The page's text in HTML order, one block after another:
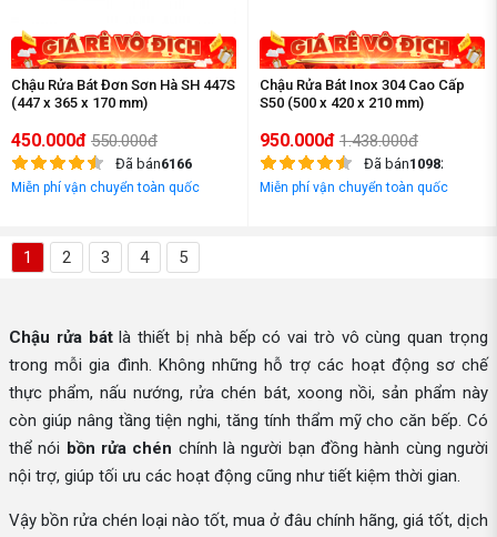
Chậu Rửa Bát Đơn Sơn Hà SH 447S
(447 x 365 x 170 mm)
450.000đ 550.000đ
Đã bán6166
Miễn phí vận chuyển toàn quốc
Chậu Rửa Bát Inox 304 Cao Cấp
S50 (500 x 420 x 210 mm)
950.000đ 1.438.000đ
Đã bán10982
Miễn phí vận chuyển toàn quốc
1 2 3 4 5
Chậu rửa bátlà thiết bị nhà bếp có vai trò vô cùng quan trọng
trong mỗi gia đình. Không những hỗ trợ các hoạt động sơ chế
thực phẩm, nấu nướng, rửa chén bát, xoong nồi, sản phẩm này
còn giúp nâng tầng tiện nghi, tăng tính thẩm mỹ cho căn bếp. Có
thể nói bồn rửa chén chính là người bạn đồng hành cùng người
nội trợ, giúp tối ưu các hoạt động cũng như tiết kiệm thời gian.
Vậy bồn rửa chén loại nào tốt, mua ở đâu chính hãng, giá tốt, dịch